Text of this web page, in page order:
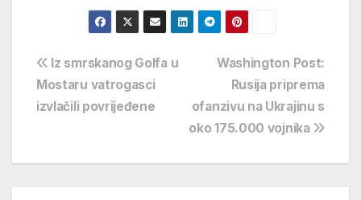
Navigacija
objava
Washington Post:
Rusija priprema
ofanzivu na Ukrajinu s
oko 175.000 vojnika
Iz smrskanog Golfa u
Mostaru vatrogasci
izvlačili povrijeđene